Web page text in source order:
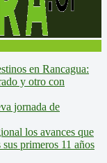
en Rancagua:
y otro con
jornada de
los avances que
primeros 11 años